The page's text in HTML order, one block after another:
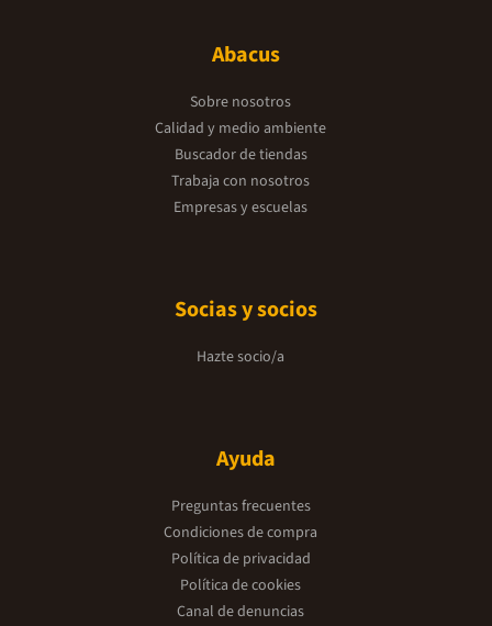
Abacus
Sobre nosotros
Calidad y medio ambiente
Buscador de tiendas
Trabaja con nosotros
Empresas y escuelas
Socias y socios
Hazte socio/a
Ayuda
Preguntas frecuentes
Condiciones de compra
Política de privacidad
Política de cookies
Canal de denuncias